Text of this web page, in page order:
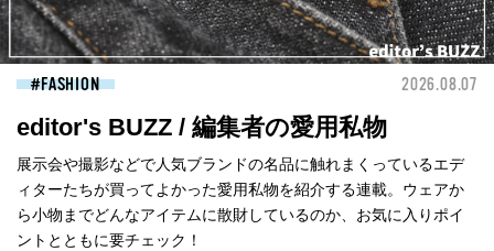
FASHION 2026.08.07
editor's BUZZ / 編集者の愛用私物
展示会や撮影などで人気ブランドの名品に触れまくっているエデ
ィターたちが買ってよかった愛用私物を紹介する連載。ウェアか
ら小物までどんなアイテムに散財しているのか、お気に入りポイ
ントとともに要チェック！